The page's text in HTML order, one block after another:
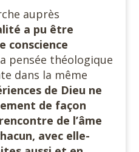
auprès
a pu être
conscience
pensée théologique
dans la même
de Dieu ne
de façon
de l’âme
avec elle-